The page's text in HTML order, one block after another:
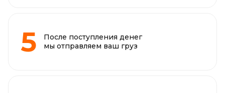
После поступления денег
мы отправляем ваш груз